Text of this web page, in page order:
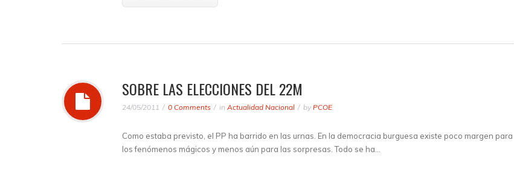
SOBRE LAS ELECCIONES DEL 22M
24/05/2011 0 Comments in Actualidad Nacional by PCOE
Como estaba previsto, el PP ha barrido en las urnas. En la democracia burguesa existe poco margen para
los fenómenos mágicos y menos aún para las sorpresas. Todo se ha…